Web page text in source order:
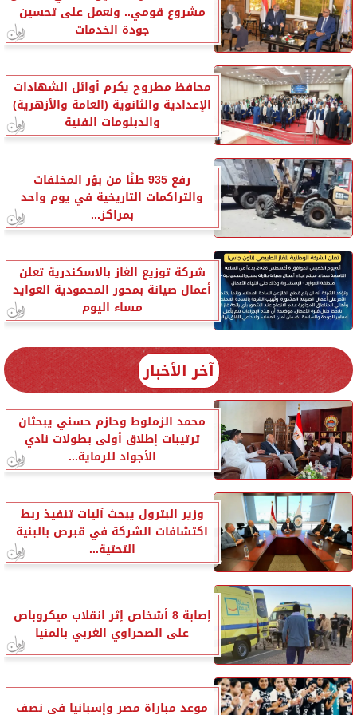
مشروع قومي.. ونعمل على تحسين
جودة الخدمات
محافظ مطروح يكرم أوائل الشهادات
الإعدادية والثانوية (العامة والأزهرية)
والدبلومات الفنية
رفع 935 طنًا من بؤر المخلفات
والتراكمات التاريخية في يوم واحد
بمراكز...
شركة توزيع الغاز بالاسكندرية تعلن
أعمال صيانة بمحور المحمودية العوايد
مساء اليوم
آخر الأخبار
محمد الزملوط وحازم حسني يبحثان
ترتيبات إطلاق أولى بطولات نادي
الأجواد للرماية...
وزير البترول يبحث آليات تنفيذ ربط
اكتشافات الشركة في قبرص بالبنية
التحتية...
إصابة 8 أشخاص إثر انقلاب ميكروباص
على الصحراوي الغربي بالمنيا
موعد مباراة مصر وإسبانيا في نصف